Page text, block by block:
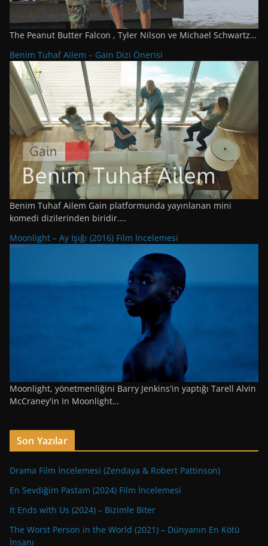
The Peanut Butter Falcon , Tyler Nilson ve Michael Schwartz…
Benim Tuhaf Ailem – Gain Dizi Önerisi
Benim Tuhaf Ailem Gain platformunda yayınlanan mini
komedi dizilerinden biridir.…
Moonlight – Ay Işığı (2016) Film İncelemesi
Moonlight, yönetmenliğini Barry Jenkins'in yaptığı Tarell Alvin
McCraney'in In Moonlight…
Son Yazılar
Drama Film İncelemesi (Zendaya & Robert Pattinson)
En Sevdiğim Pastam (2024) Film İncelemesi
It Ends with Us (2024) – Bizimle Biter
The Worst Person in the World (2021) – Dünyanın En Kötü
İnsanı